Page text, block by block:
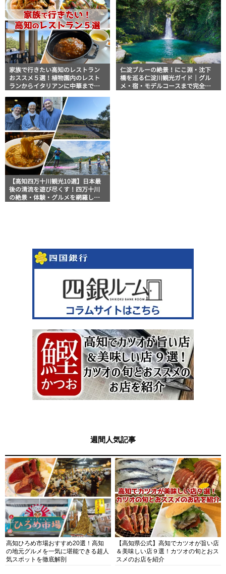
家族で行きたい高知のレストラン
おススメ５選！植物園内のレスト
ランからイタリアンに中華まで楽
仁淀ブルーの絶景！にこ淵・沈下
橋を巡る仁淀川観光ガイド｜グル
メ・宿・モデルコースまで完全網
【高知四万十川観光10選】日本最
後の清流を遊び尽くす！四万十川
の絶景・体験・グルメを網羅した
週間人気記事
高知ひろめ市場おすすめ20選！高知
の地元グルメを一気に堪能できる超人
気スポットを徹底解剖
【高知県公式】高知でカツオが旨い店
＆美味しい店９選！カツオの旬とおス
スメのお店を紹介